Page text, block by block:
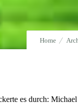
Home
es durch: